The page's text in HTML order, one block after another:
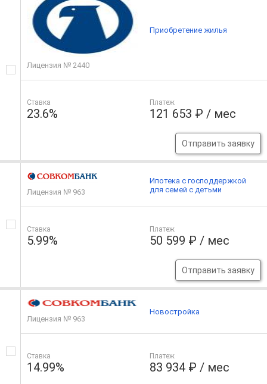
Лицензия № 2440
Ставка
23.6%
Платеж
121 653 ₽ / мес
Отправить заявку
Приобретение жилья
Лицензия № 963
Ставка
5.99%
Платеж
50 599 ₽ / мес
Отправить заявку
Ипотека с господдержкой
для семей с детьми
Лицензия № 963
Ставка
14.99%
Платеж
83 934 ₽ / мес
Новостройка